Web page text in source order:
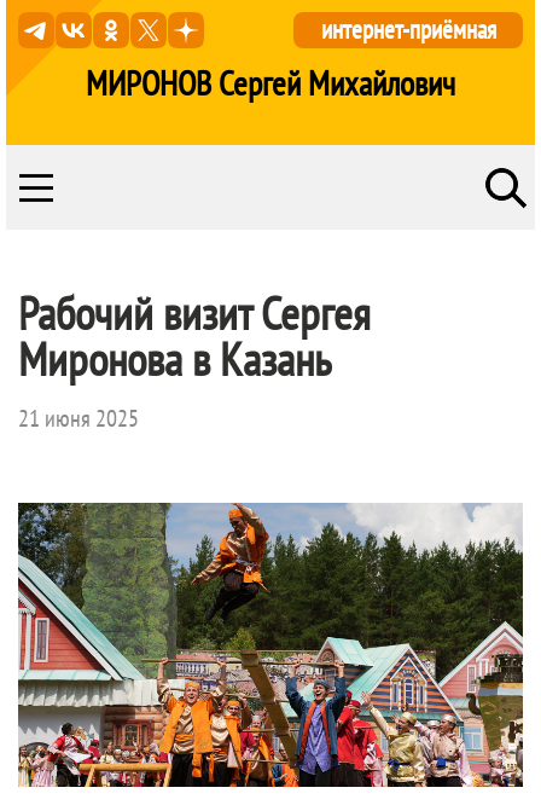
МИРОНОВ Сергей Михайлович
интернет-приёмная
Рабочий визит Сергея
Миронова в Казань
21 июня 2025